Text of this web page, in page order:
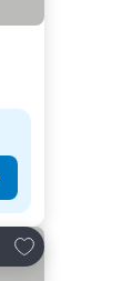
Føj til favoritter